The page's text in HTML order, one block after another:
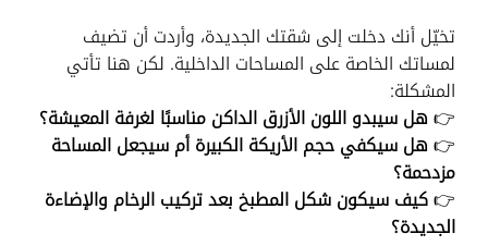
تخيّل أنك دخلت إلى شقتك الجديدة، وأردت أن تضيف
لمساتك الخاصة على المساحات الداخلية. لكن هنا تأتي
المشكلة:
👉هل سيبدو اللون الأزرق الداكن مناسبًا لغرفة المعيشة؟
👉هل سيكفي حجم الأريكة الكبيرة أم سيجعل المساحة
مزدحمة؟
👉كيف سيكون شكل المطبخ بعد تركيب الرخام والإضاءة
الجديدة؟